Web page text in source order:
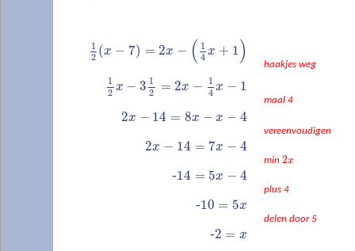
1
2 (x − 7) = 2x − ( 1
4 x + 1) haakjes weg
1
2 x − 3 1
2
= 2x −
1
4 x − 1
maal 4
2x − 14 = 8x − x − 4
vereenvoudigen
2x − 14 = 7x − 4
min 2x
‐14 = 5x − 4
plus 4
‐10 = 5x
delen door 5
‐2 = x